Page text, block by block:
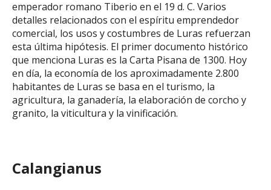
emperador romano Tiberio en el 19 d. C. Varios
detalles relacionados con el espíritu emprendedor
comercial, los usos y costumbres de Luras refuerzan
esta última hipótesis. El primer documento histórico
que menciona Luras es la Carta Pisana de 1300. Hoy
en día, la economía de los aproximadamente 2.800
habitantes de Luras se basa en el turismo, la
agricultura, la ganadería, la elaboración de corcho y
granito, la viticultura y la vinificación.
Calangianus